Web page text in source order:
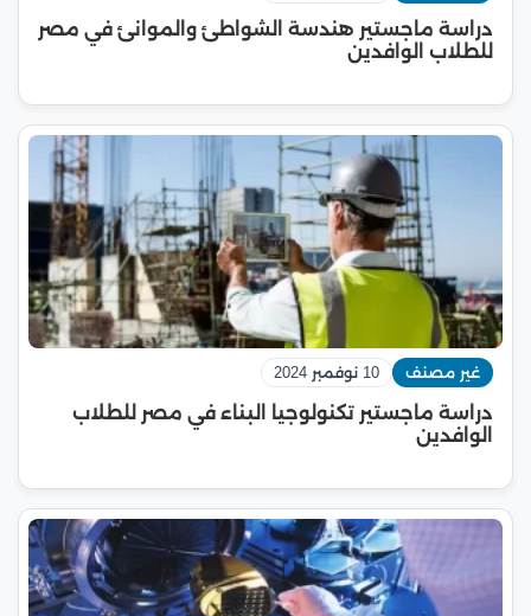
دراسة ماجستير هندسة الشواطئ والموانئ في مصر
للطلاب الوافدين
غير مصنف 10 نوفمبر 2024
دراسة ماجستير تكنولوجيا البناء في مصر للطلاب
الوافدين